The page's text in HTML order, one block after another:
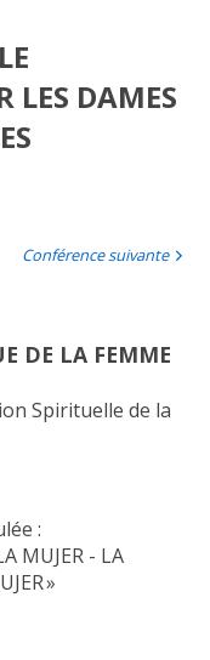
LES DAMES
Conférence suivante
DE LA FEMME
Spirituelle de la
:
MUJER - LA
»